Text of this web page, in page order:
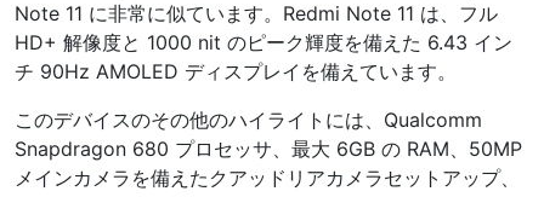
Note 11 に非常に似ています。Redmi Note 11 は、フル
HD+ 解像度と 1000 nit のピーク輝度を備えた 6.43 イン
チ 90Hz AMOLED ディスプレイを備えています。
このデバイスのその他のハイライトには、Qualcomm
Snapdragon 680 プロセッサ、最大 6GB の RAM、50MP
メインカメラを備えたクアッドリアカメラセットアップ、